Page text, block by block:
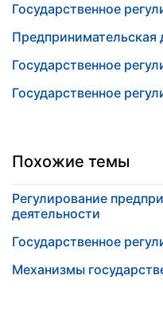
Государственное
Предпринимательская
Государственное
Государственное
Похожие темы
Регулирование
деятельности
Государственное
Механизмы